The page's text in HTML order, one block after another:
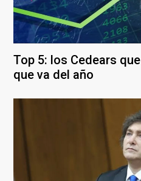
Top 5: los Cedears
que va del año